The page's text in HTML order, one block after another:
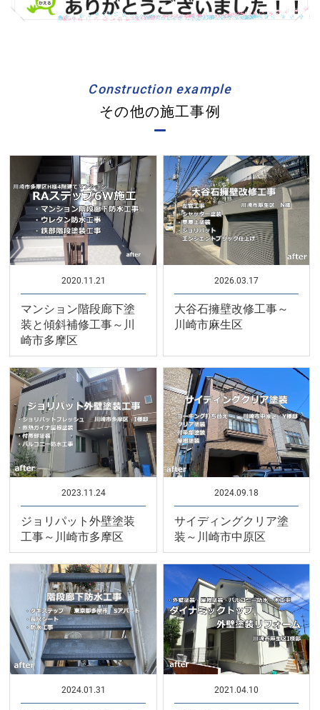
Construction example
その他の施工事例
2020.11.21
マンション階段廊下塗
装と傾斜補修工事～川
崎市多摩区
2026.03.17
大谷石擁壁改修工事～
川崎市麻生区
2023.11.24
ジョリパット外壁塗装
工事～川崎市多摩区
2024.09.18
サイディングクリア塗
装～川崎市中原区
2024.01.31 2021.04.10